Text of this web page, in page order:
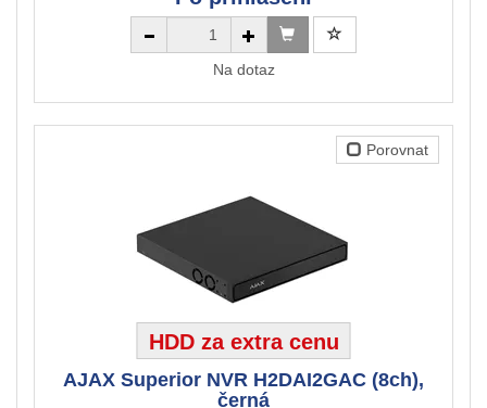
Na dotaz
Porovnat
HDD za extra cenu
AJAX Superior NVR H2DAI2GAC (8ch),
černá